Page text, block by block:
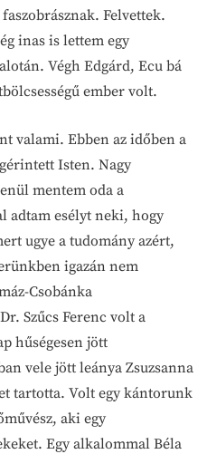
Felvettek.
inas is lettem egy
Végh Edgárd, Ecu bá
ember volt.
valami. Ebben az időben a
Isten. Nagy
mentem oda a
adtam esélyt neki, hogy
ugye a tudomány azért,
igazán nem
Csobánka
Szűcs Ferenc volt a
hűségesen jött
vele jött leánya Zsuzsanna
tartotta. Volt egy kántorunk
aki egy
Egy alkalommal Béla